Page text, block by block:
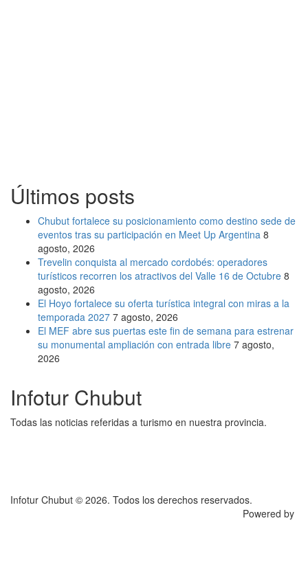
Últimos posts
Chubut fortalece su posicionamiento como destino sede de
eventos tras su participación en Meet Up Argentina 8
agosto, 2026
Trevelin conquista al mercado cordobés: operadores
turísticos recorren los atractivos del Valle 16 de Octubre 8
agosto, 2026
El Hoyo fortalece su oferta turística integral con miras a la
temporada 2027 7 agosto, 2026
El MEF abre sus puertas este fin de semana para estrenar
su monumental ampliación con entrada libre 7 agosto,
2026
Infotur Chubut
Todas las noticias referidas a turismo en nuestra provincia.
Infotur Chubut © 2026. Todos los derechos reservados.
Powered by